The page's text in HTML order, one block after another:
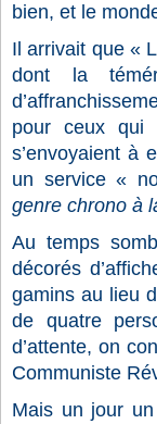
bien, et le
Il arrivait que «
dont la
pour ceux qui
s’envoyaient à
un service «
genre chrono à
Au temps
décorés
gamins au lieu
de quatre
d’attente, on
Communiste
Mais un jour